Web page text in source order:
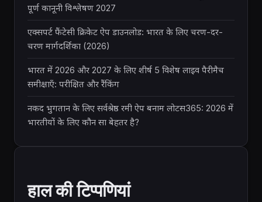
पूर्ण कानूनी विश्लेषण 2027
एक्सपर्ट फैंटेसी क्रिकेट ऐप डाउनलोड: भारत के लिए चरण-दर-
चरण मार्गदर्शिका (2026)
भारत में 2026 और 2027 के लिए शीर्ष 5 विशेष लाइव पैरीमैच
समीक्षाएँ: परीक्षित और रैंकिंग
नकद भुगतान के लिए सर्वश्रेष्ठ रमी ऐप बनाम लोटस365: 2026 में
भारतीयों के लिए कौन सा बेहतर है?
हाल की टिप्पणियां